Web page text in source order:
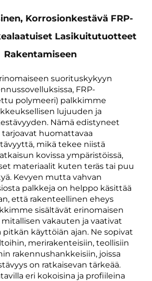
Korrosionkestävä FRP-
Lasikuitutuotteet
Rakentamiseen
suorituskykyyn
FRP-
polymeeri) palkkimme
lujuuden ja
Nämä edistyneet
huomattavaa
mikä tekee niistä
kovissa ympäristöissä,
materiaalit kuten teräs tai puu
Kevyen mutta vahvan
palkkeja on helppo käsittää
että rakenteellinen eheys
sisältävät erinomaisen
vakauten ja vaativat
käyttöiän ajan. Ne sopivat
merirakenteisiin, teollisiin
rakennushankkeisiin, joissa
on ratkaisevan tärkeää.
eri kokoisina ja profiileina